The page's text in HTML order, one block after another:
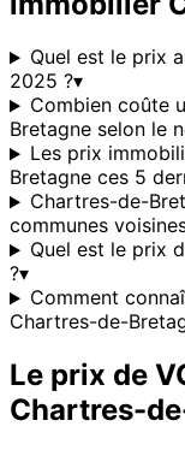
Quel est le prix
2025 ?▾
Combien coûte
Bretagne selon le
Les prix
Bretagne ces 5
Chartres-de-
communes
Quel est le prix
?▾
Comment
Chartres-de-
Le prix de
Chartres-